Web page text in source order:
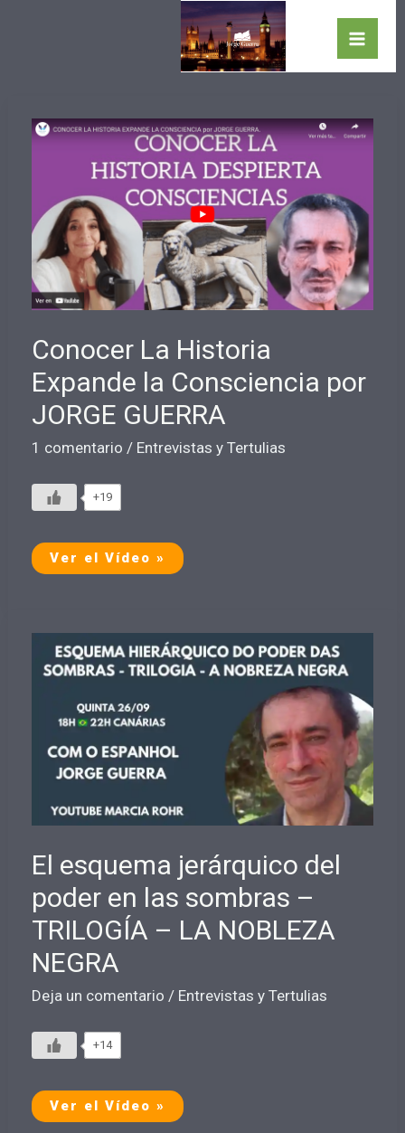
Main
Conocer La Historia
Expande la Consciencia por
JORGE GUERRA
1 comentario / Entrevistas y Tertulias
+19
Conocer
La
JORGE
GUERRA
Ver el Vídeo »
El esquema jerárquico del
poder en las sombras –
TRILOGÍA – LA NOBLEZA
NEGRA
Deja un comentario / Entrevistas y Tertulias
+14
El
esquema
Ver el Vídeo »